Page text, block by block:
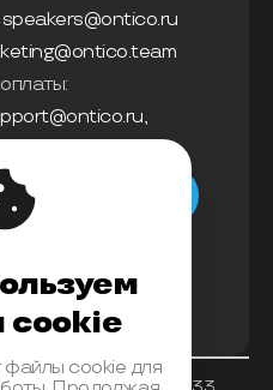
speakers@ontico.ru
,
Бунина»
файлы cookie для